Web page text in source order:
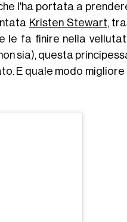
l'ha portata a
Kristen Stewart,
le fa finire nella
sia), questa
E quale modo migliore